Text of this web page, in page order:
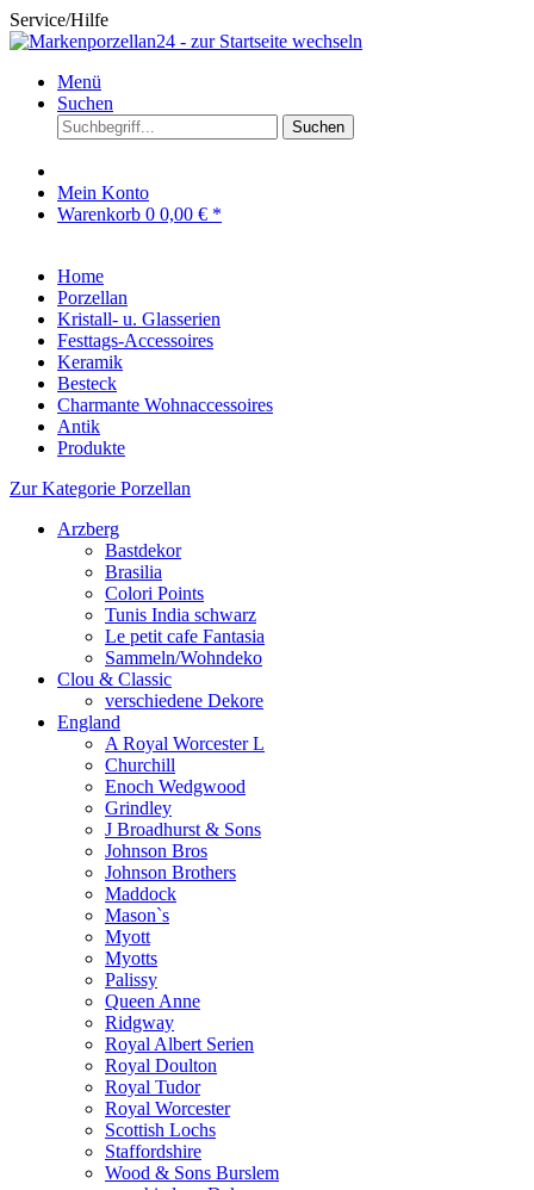
Service/Hilfe
Menü
Suchen
Suchen
Mein Konto
Warenkorb 0 0,00 € *
Home
Porzellan
Kristall- u. Glasserien
Festtags-Accessoires
Keramik
Besteck
Charmante Wohnaccessoires
Antik
Produkte
Zur Kategorie Porzellan
Arzberg
Bastdekor
Brasilia
Colori Points
Tunis India schwarz
Le petit cafe Fantasia
Sammeln/Wohndeko
Clou & Classic
verschiedene Dekore
England
A Royal Worcester L
Churchill
Enoch Wedgwood
Grindley
J Broadhurst & Sons
Johnson Bros
Johnson Brothers
Maddock
Mason`s
Myott
Myotts
Palissy
Queen Anne
Ridgway
Royal Albert Serien
Royal Doulton
Royal Tudor
Royal Worcester
Scottish Lochs
Staffordshire
Wood & Sons Burslem